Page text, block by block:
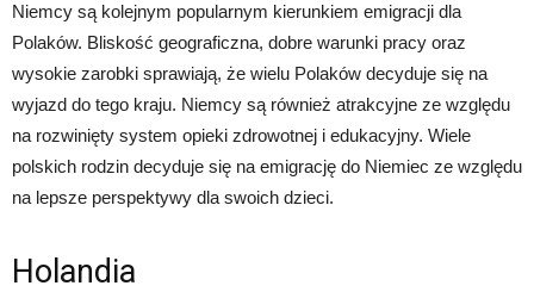
Niemcy są kolejnym popularnym kierunkiem emigracji dla
Polaków. Bliskość geograficzna, dobre warunki pracy oraz
wysokie zarobki sprawiają, że wielu Polaków decyduje się na
wyjazd do tego kraju. Niemcy są również atrakcyjne ze względu
na rozwinięty system opieki zdrowotnej i edukacyjny. Wiele
polskich rodzin decyduje się na emigrację do Niemiec ze względu
na lepsze perspektywy dla swoich dzieci.
Holandia